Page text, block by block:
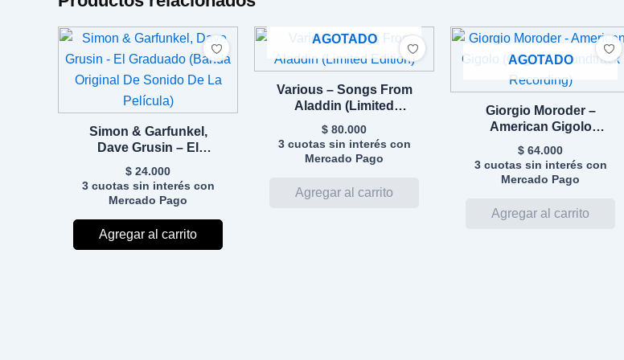
Simon & Garfunkel,
Dave Grusin – El
Graduado (Banda
Original De Sonido De
La Película)
$ 24.000
3 cuotas sin interés con
Mercado Pago
Agregar al carrito
AGOTADO
Various – Songs From
Aladdin (Limited
Edition)
$ 80.000
3 cuotas sin interés con
Mercado Pago
AGOTADO
Giorgio Moroder –
American Gigolo
(Original Soundtrack
Recording)
$ 64.000
3 cuotas sin interés con
Mercado Pago